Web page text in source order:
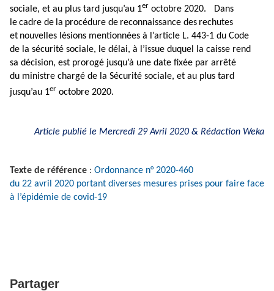
sociale, et au plus tard jusqu’au 1er octobre 2020.
Dans
lecadre de la procédure de reconnaissance des rechutes
et nouvelles l ésions mentionnées à
l’article L. 443-1 du Code
de la sécurité sociale, le délai, à l’issue duquel la caisse rend
sa décision, est prorogé jusqu’à une date fixée par arrêté
du ministre chargé de la Sécurité sociale, et au plus tard
jusqu’au 1er octobre 2020.
Article publié le Mercredi 29 Avril 2020 & Rédaction Weka
Texte de référence : Ordonnance n° 2020-460
du 22 avril 2020 portant diverses mesures prises pour faire face
à l’épidémie de covid-19
Partager